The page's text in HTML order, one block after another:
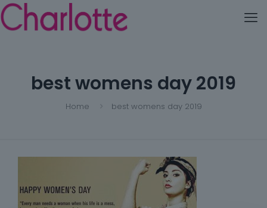
best womens day 2019
Home best womens day 2019